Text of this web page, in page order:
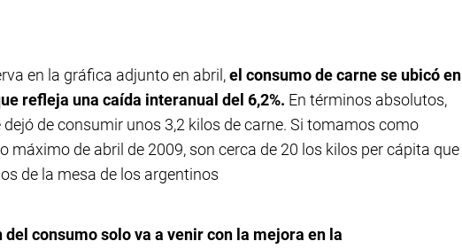
en la gráfica adjunto en abril,el consumo de carne se ubicó en
refleja una caída interanual del 6,2%. En términos absolutos,
dejó de consumir unos 3,2 kilos de carne. Si tomamos como
máximo de abril de 2009, son cerca de 20 los kilos per cápita que
de la mesa de los argentinos
del consumo solo va a venir con la mejora en la